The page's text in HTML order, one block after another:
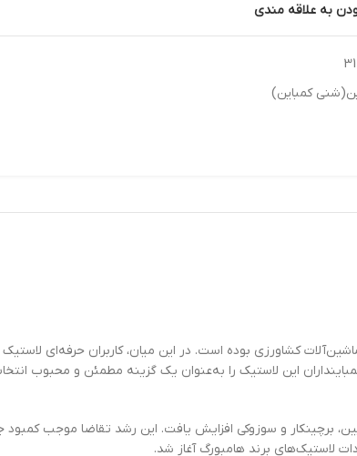
به علاقه مندی
کمباین)
این لاستیک را به‌عنوان یک گزینه مطمئن و محبوب
برچینکار و سوزوکی افزایش یافت. این رشد تقاضا موجب
لاستیک‌های برند هامبورگ آغاز شد.